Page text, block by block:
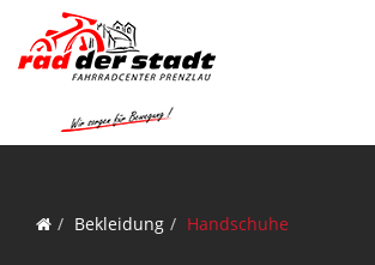
Bekleidung Handschuhe